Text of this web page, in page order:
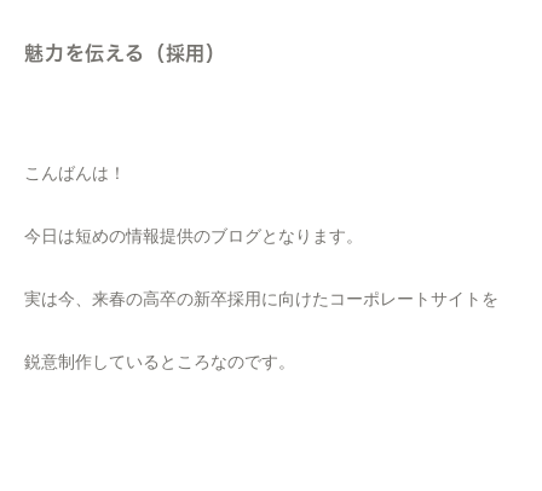
魅力を伝える（採用）
こんばんは！
今日は短めの情報提供のブログとなります。
実は今、来春の高卒の新卒採用に向けたコーポレートサイトを
鋭意制作しているところなのです。